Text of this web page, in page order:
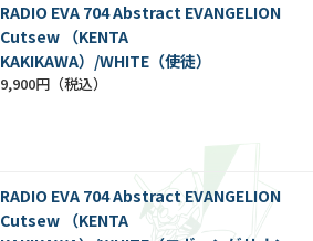
RADIO EVA 704 Abstract EVANGELION
Cutsew （KENTA
KAKIKAWA）/WHITE（使徒）
9,900円
RADIO EVA 704 Abstract EVANGELION
Cutsew （KENTA